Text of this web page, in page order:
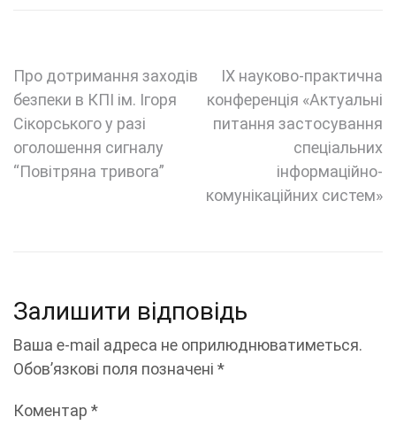
Навігація
записів
Про дотримання заходів
безпеки в КПІ ім. Ігоря
Сікорського у разі
оголошення сигналу
“Повітряна тривога”
IX науково-практична
конференція «Актуальні
питання застосування
спеціальних
інформаційно-
комунікаційних систем»
Залишити відповідь
Ваша e-mail адреса не оприлюднюватиметься.
Обов’язкові поля позначені *
Коментар *